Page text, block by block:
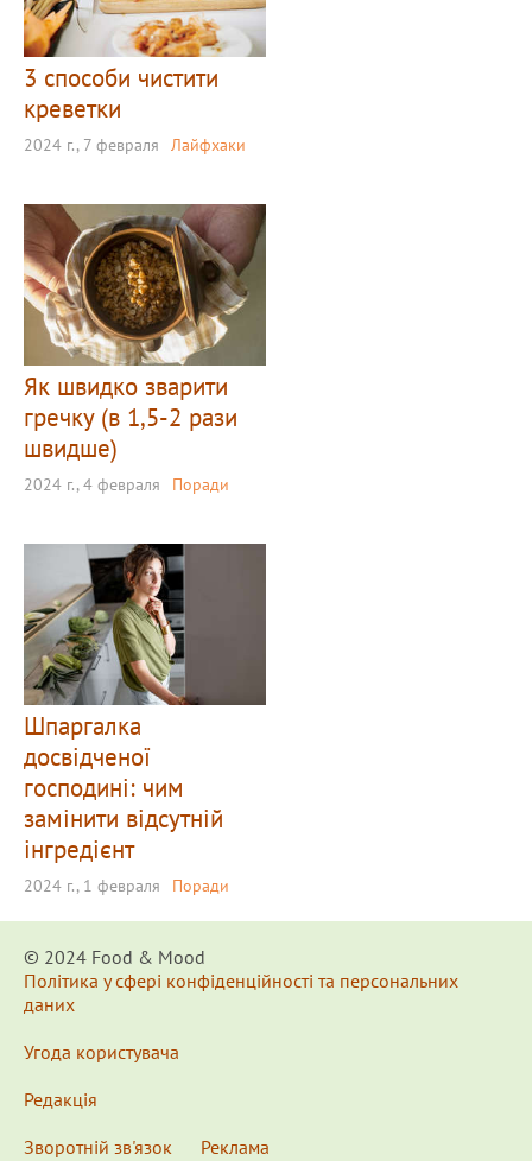
3 способи чистити
креветки
2024 г., 7 февраля Лайфхаки
Як швидко зварити
гречку (в 1,5-2 рази
швидше)
2024 г., 4 февраля Поради
Шпаргалка
досвідченої
господині: чим
замінити відсутній
інгредієнт
2024 г., 1 февраля Поради
© 2024 Food & Мood
Політика у сфері конфіденційності та персональних
даних
Угода користувача
Редакція
Зворотній зв'язок
Реклама